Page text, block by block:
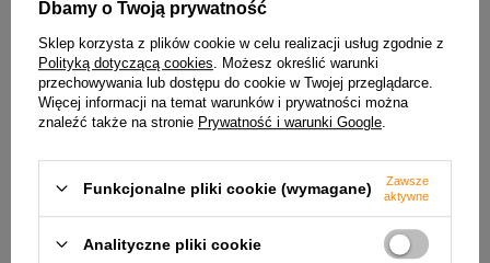
Zjeżdżalnia Ogrodowa dla
Dzieci 3-Stopniowa
160,09 zł
Zestaw Kolorowych
Pisaków Dwustronnych
Wodoodporne 120
Dbamy o Twoją prywatność
Sklep korzysta z plików cookie w celu realizacji usług zgodnie z
Polityką dotyczącą cookies . Możesz określić warunki
przechowywania lub dostępu do cookie w Twojej przeglądarce.
Więcej informacji na temat warunków i prywatności można
znaleźć także na stronie Prywatność i warunki Google
Funkcjonalne pliki cookie (wymagane)
Zawsze
aktywne
Analityczne pliki cookie